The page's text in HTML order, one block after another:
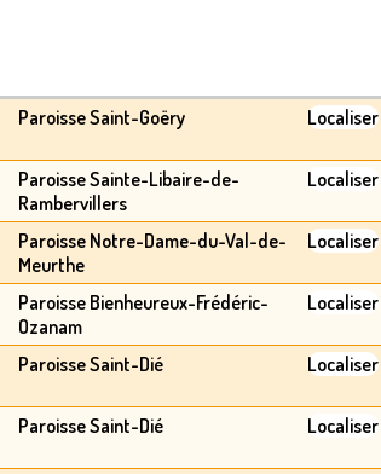
Paroisse Saint-Goëry Localiser
Paroisse Sainte-Libaire-de-
Rambervillers
Localiser
Paroisse Notre-Dame-du-Val-de-
Meurthe
Localiser
Paroisse Bienheureux-Frédéric-
Ozanam
Localiser
Paroisse Saint-Dié Localiser
Paroisse Saint-Dié Localiser